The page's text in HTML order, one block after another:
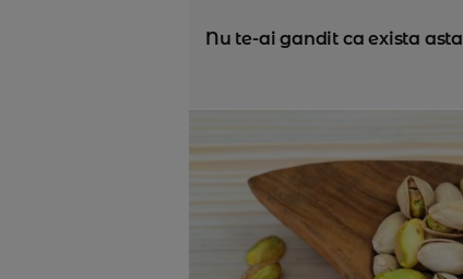
Nu te-ai gandit ca exista